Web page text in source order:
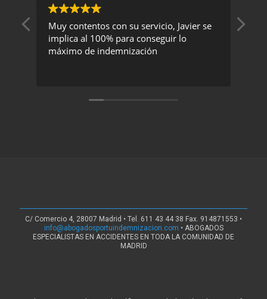
Muy contentos con su servicio, Javier se
implica al 100% para conseguir lo
máximo de indemnización
C/ Comercio 4, 28007 Madrid • Tel. 611 43 44 38 Fax. 914871553 •
info@abogadosportuindemnizacion.com • ABOGADOS
ESPECIALISTAS EN ACCIDENTES EN TODA LA COMUNIDAD DE
MADRID